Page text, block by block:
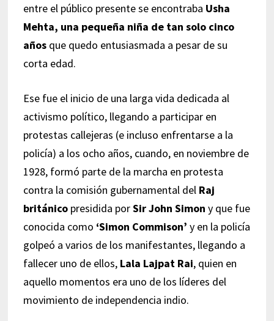
entre el público presente se encontraba Usha
Mehta, una pequeña niña de tan solo cinco
años que quedo entusiasmada a pesar de su
corta edad.
Ese fue el inicio de una larga vida dedicada al
activismo político, llegando a participar en
protestas callejeras (e incluso enfrentarse a la
policía) a los ocho años, cuando, en noviembre de
1928, formó parte de la marcha en protesta
contra la comisión gubernamental del Raj
británicopresidida porSir John Simon y que fue
conocida como ‘Simon Commison’ y en la policía
golpeó a varios de los manifestantes, llegando a
fallecer uno de ellos, Lala Lajpat Rai, quien en
aquello momentos era uno de los líderes del
movimiento de independencia indio.